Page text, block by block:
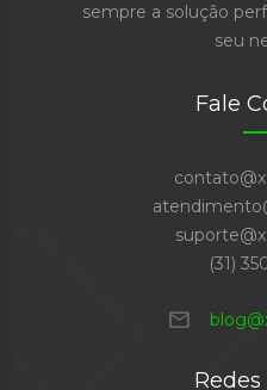
sempre a solução
seu
Fale
(31)
mail
Redes